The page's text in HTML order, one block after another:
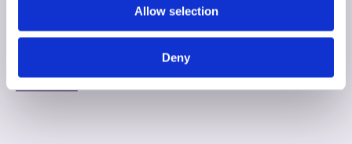
Allow selection
Deny
Aloita helposti pistämällä sormeesi ja jättämällä muutama
veripisara suodatinpaperille.